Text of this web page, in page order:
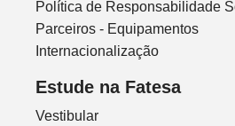
Política de Responsabilidade
Parceiros - Equipamentos
Internacionalização
Estude na Fatesa
Vestibular